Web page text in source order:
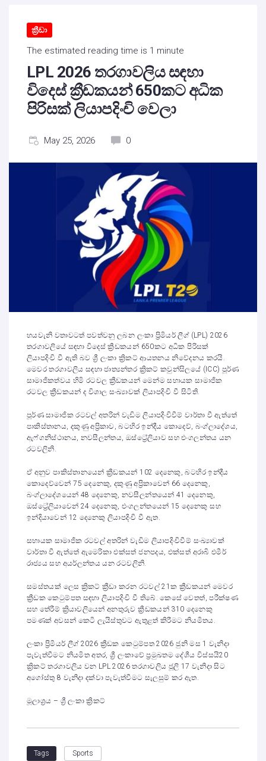
ක්‍රීඩා
The estimated reading time is 1 minute
LPL 2026 තරගාවලිය සඳහා
විදෙස් ක්‍රීඩකයන් 650කට අධික
පිරිසක් ලියාපදිංචි වෙලා
May 25, 2026 0
හයවැනි වතාවටත් පවත්වනු ලබන ලංකා ප්‍රිමියර් ලීග් (LPL) 2026
තරගාවලියේ සඳහා විදෙස් ක්‍රීඩකයන් 650කට අධික පිරිසක්
ලියාපදිංචි වී ඇති බව ශ්‍රී ලංකා ක්‍රිකට් ආයතනය නිවේදනය කරයි.
මෙවර තරගාවලිය සඳහා ජාත්‍යන්තර ක්‍රිකට් කවුන්සිලයේ (ICC) පූර්ණ
සාමාජිකත්වය හිමි රටවල ක්‍රීඩකයන් මෙන්ම සහායක සාමාජික
රටවල ක්‍රීඩකයන් ද විශාල සංඛ්‍යාවක් ලියාපදිංචි වී සිටිති.
පූර්ණ සාමාජික රටවල් අතරින් වැඩිම ලියාපදිංචිවීම් වාර්තා වී ඇත්තේ
පාකිස්තානය, දකුණු අප්‍රිකාව, බටහිර ඉන්දීය කොදෙව්, බංග්ලාදේශය,
ඇෆ්ගනිස්ථානය, නවසීලන්තය, ඔස්ට්‍රේලියාව සහ එංගලන්තය යන
රටවලිනි.
ඒ අනුව පාකිස්තානයෙන් ක්‍රීඩකයන් 102 දෙනෙකු, බටහිර ඉන්දීය
කොදෙව්වෙන් 75 දෙනෙකු, දකුණු අප්‍රිකාවෙන් 66 දෙනෙකු,
බංග්ලාදේශයෙන් 48 දෙනෙකු, නවසීලන්තයෙන් 41 දෙනෙකු,
ඔස්ට්‍රේලියාවෙන් 24 දෙනෙකු, එංගලන්තයෙන් 15 දෙනෙකු සහ
ඉන්දියාවෙන් 12 දෙනෙකු ලියාපදිංචි වී ඇත.
සහායක සාමාජික රටවල් අතරින් වැඩිම ලියාපදිංචිවීම් සංඛ්‍යාවක්
වාර්තා වී ඇත්තේ ඇමෙරිකා එක්සත් ජනපදය, එක්සත් අරාබි එමීර්
රාජ්‍යය සහ අයර්ලන්තය යන රටවලිනි.
සමස්තයක් ලෙස ක්‍රිකට් ක්‍රීඩා කරන රටවල් 21ක ක්‍රීඩකයන් මෙවර
ක්‍රීඩක කෙටුම්පත සඳහා ලියාපදිංචි වී තිබේ. කෙසේ වෙතත්, පරීක්ෂණ
සහ තේරීම් ක්‍රියාවලියෙන් අනතුරුව ක්‍රීඩකයන් 310 දෙනෙකු
පමණක් අවසන් කෙටි ලැයිස්තුවට ඇතුළත් කිරීමට නියමිතය.
ලංකා ප්‍රිමියර් ලීග් 2026 ක්‍රීඩක කෙටුම්පත 2026 ජුනි මස 1 වැනිදා
පැවැත්වීමට නියමිත අතර, ශ්‍රී ලංකාවේ ප්‍රමුඛතම දේශීය විස්සයි20
ක්‍රිකට් තරගාවලිය වන LPL 2026 තරගාවලිය ජූලි 17 වැනිදා සිට
අගෝස්තු 8 වැනිදා දක්වා පැවැත්වීමට සැලසුම් කර ඇත.
මූලාශ්‍රය – ශ්‍රී ලංකා ක්‍රිකට්
Tags Sports